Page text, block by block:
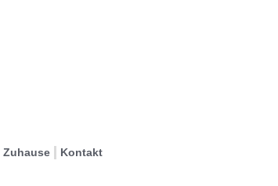
Zuhause Kontakt